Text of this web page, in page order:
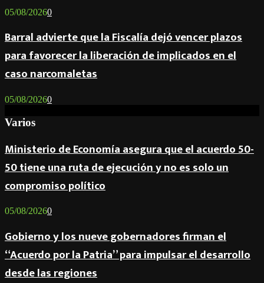
05/08/20260
Barral advierte que la Fiscalía dejó vencer plazos
para favorecer la liberación de implicados en el
caso narcomaletas
05/08/20260
Varios
Ministerio de Economía asegura que el acuerdo 50-
50 tiene una ruta de ejecución y no es solo un
compromiso político
05/08/20260
Gobierno y los nueve gobernadores firman el
“Acuerdo por la Patria” para impulsar el desarrollo
desde las regiones